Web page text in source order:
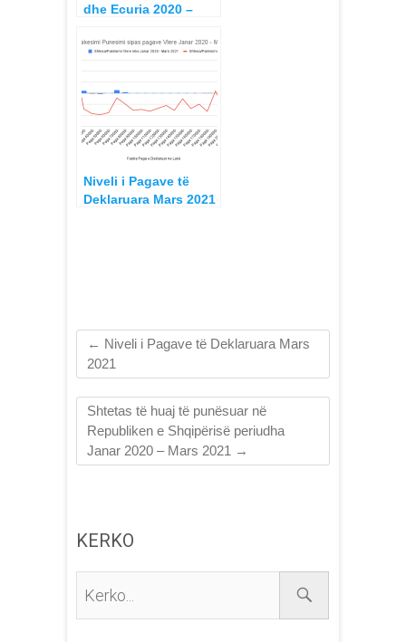
dhe Ecuria 2020 –
Niveli i Pagave të
Deklaruara Mars 2021
← Niveli i Pagave të Deklaruara Mars
2021
Shtetas të huaj të punësuar në
Republiken e Shqipërisë periudha
Janar 2020 – Mars 2021 →
KERKO